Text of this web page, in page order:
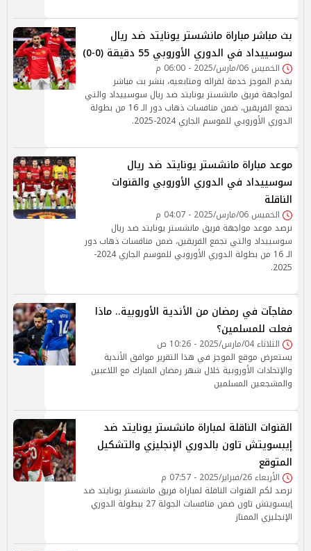
بث مباشر مباراة مانشستر يونايتد ضد ريال
سوسييداد في الدوري الأوروبي 55 دقيقة (0-0)
الخميس 06/مارس/2025 - 06:00 م
يقدم الموجز خدمة لقرائه ومتابعيه، بنشر بث مباشر
لمواجهة فريق مانشستر يونايتد ضد ريال سوسييداد والتي
تجمع الفريقين، ضمن منافسات ذهاب دور الـ 16 من بطولة
الدوري الأوروبي للموسم الجاري 2024-2025.
موعد مباراة مانشستر يونايتد ضد ريال
سوسييداد في الدوري الأوروبي والقنوات
الناقلة
الخميس 06/مارس/2025 - 04:07 م
نرصد موعد مواجهة فريق مانشستر يونايتد ضد ريال
سوسييداد والتي تجمع الفريقين، ضمن منافسات ذهاب دور
الـ 16 من بطولة الدوري الأوروبي للموسم الجاري 2024-
2025.
مفاجآت في رمضان من الأندية الأوروبية.. ماذا
فعلت للمسلمين؟
الثلاثاء 04/مارس/2025 - 10:26 ص
يستعرض موقع الموجز في هذا التقرير موافق الأندية
والإتحادات الأوروبية خلال شهر رمضان المبارك مع اللاعبين
والمشجعين المسلمين
القنوات الناقلة لمباراة مانشستر يونايتد ضد
إيبسويتش تاون بالدوري الإنجليزي والتشكيل
المتوقع
الأربعاء 26/فبراير/2025 - 07:57 م
نرصد لكم القنوات الناقلة لمباراة فريق مانشستر يونايتد ضد
إيبسويتش تاون ضمن منافسات الجولة 27 ببطولة الدوري
الإنجليزي الممتاز